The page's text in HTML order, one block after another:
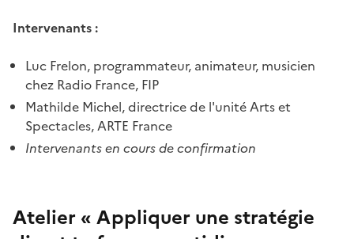
Intervenants :
Luc Frelon, programmateur, animateur, musicien
chez Radio France, FIP
Mathilde Michel, directrice de l'unité Arts et
Spectacles, ARTE France
Intervenants en cours de confirmation
Atelier « Appliquer une stratégie